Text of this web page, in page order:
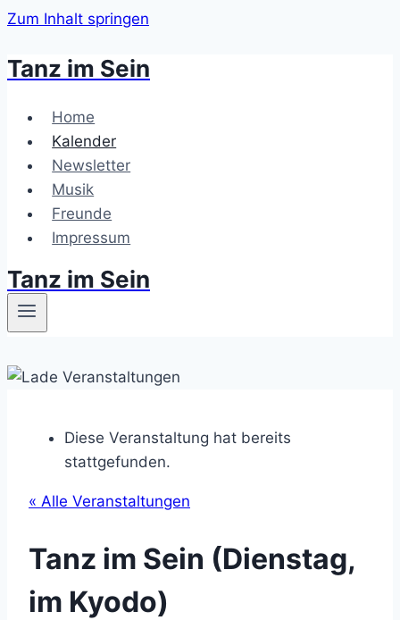
Zum Inhalt springen
Tanz im Sein
Home
Kalender
Newsletter
Musik
Freunde
Impressum
Tanz im Sein
Diese Veranstaltung hat bereits
stattgefunden.
« Alle Veranstaltungen
Tanz im Sein (Dienstag,
im Kyodo)